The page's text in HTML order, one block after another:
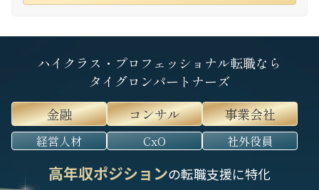
ハイクラス・プロフェッショナル転職なら
タイグロンパートナーズ
金融
コンサル 事業会社
経営人材 CxO 社外役員
高年収ポジションの転職支援に特化